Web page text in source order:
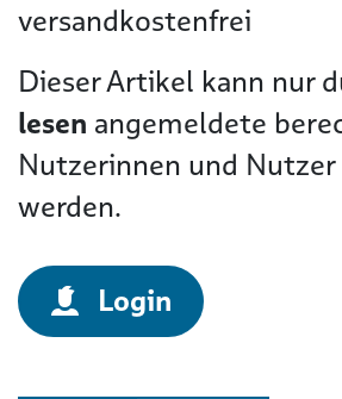
versandkostenfrei
Dieser Artikel kann nur
lesen angemeldete
Nutzerinnen und
werden.
Login